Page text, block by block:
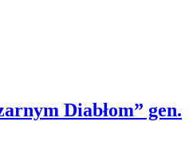
Diabłom” gen.